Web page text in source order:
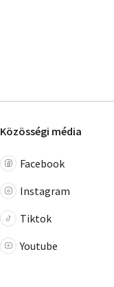
Közösségi média
Facebook
Instagram
Tiktok
Youtube